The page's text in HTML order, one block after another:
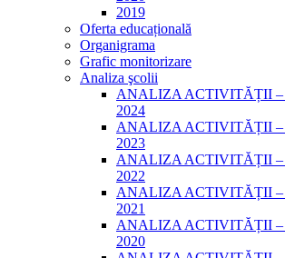
2019
Oferta educațională
Organigrama
Grafic monitorizare
Analiza şcolii
ANALIZA ACTIVITĂȚII –
2024
ANALIZA ACTIVITĂȚII –
2023
ANALIZA ACTIVITĂȚII –
2022
ANALIZA ACTIVITĂȚII –
2021
ANALIZA ACTIVITĂȚII –
2020